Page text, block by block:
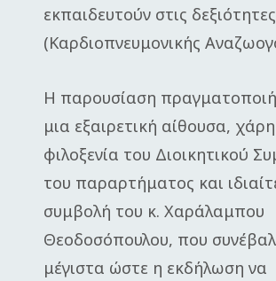
εκπαιδευτούν στις
(Καρδιοπνευμονικής
Η παρουσίαση
μια εξαιρετική αίθουσα,
φιλοξενία του Διοικητικού
του παραρτήματος και
συμβολή του κ. Χαράλαμπου
Θεοδοσόπουλου, που
μέγιστα ώστε η εκδήλωση να